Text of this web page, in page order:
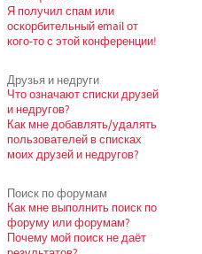
Я получил спам или
оскорбительный email от
кого-то с этой конференции!
Друзья и недруги
Что означают списки друзей
и недругов?
Как мне добавлять/удалять
пользователей в списках
моих друзей и недругов?
Поиск по форумам
Как мне выполнить поиск по
форуму или форумам?
Почему мой поиск не даёт